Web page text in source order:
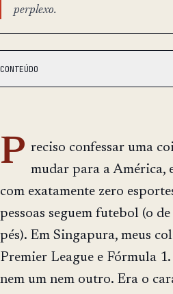
perplexo.
CONTEÚDO
P reciso confessar uma
mudar para a América,
com exatamente zero
pessoas seguem futebol (o
pés). Em Singapura, meus
Premier League e Fórmula
nem um nem outro. Era o